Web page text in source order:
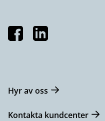
Hyr av oss
Kontakta kundcenter